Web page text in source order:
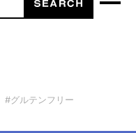
#グルテンフリー